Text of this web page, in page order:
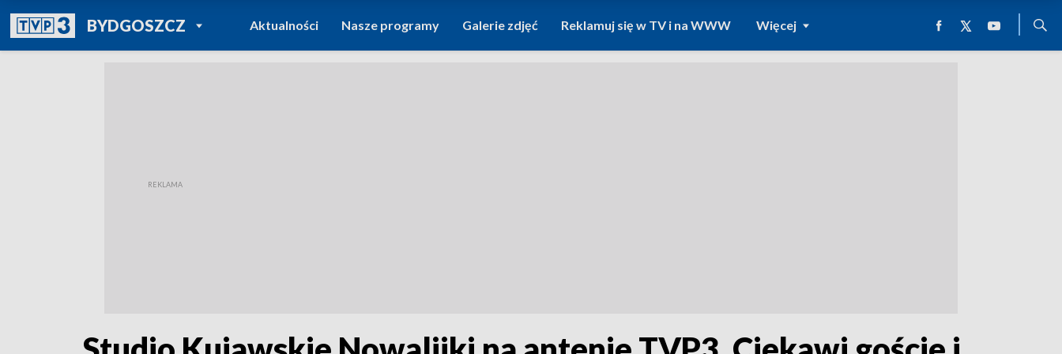
BYDGOSZCZPOWRÓT DO
TVP REGIONY
Aktualności Nasze programy Galerie zdjęć Reklamuj się w TV i na WWW Więcej